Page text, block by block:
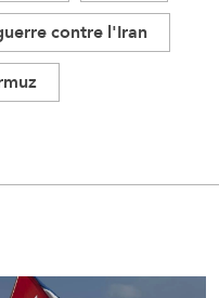
contre l'Iran